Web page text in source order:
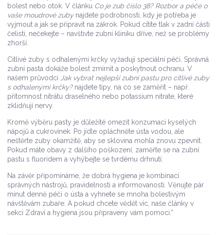
bolest nebo otok. V článku Co je zub číslo 38? Rozbor a péče o
vaše moudrové zubynajdete podrobnosti, kdy je potřeba je
vyjmout a jak se připravit na zákrok. Pokud cítíte tlak v zadní části
čelisti, nečekejte – navštivte zubní kliniku dříve, než se problémy
zhorší.
Citlivé zuby s odhalenými krčky vyžadují speciální péči. Správná
zubní pasta dokáže bolest zmírnit a poskytnout ochranu. V
našem průvodci Jak vybrat nejlepší zubní pastu pro citlivé zuby
s odhalenými krčky?najdete tipy, na co se zaměřit – např.
přítomnost nitrátu draselného nebo potassium nitrate, které
zklidňují nervy.
Kromě výběru pasty je důležité omezit konzumaci kyselých
nápojů a cukrovinek. Po jídle opláchněte ústa vodou, ale
neštěrte zuby okamžitě, aby se sklovina mohla znovu zpevnit.
Pokud máte obavy z dalšího poškození, zaměřte se na zubní
pastu s fluoridem a vyhýbejte se tvrdému drhnutí.
Na závěr připomínáme, že dobrá hygiena je kombinací
správných nástrojů, pravidelnosti a informovanosti. Věnujte pár
minut denně péči o ústa a vyhnete se mnoha bolestivým
návštěvám zubaře. A pokud chcete vědět víc, naše články v
sekci Zdraví a hygiena jsou připraveny vám pomoci.”